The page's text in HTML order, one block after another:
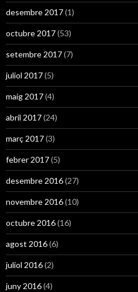
desembre 2017(1)
octubre 2017(53)
setembre 2017(7)
juliol 2017(5)
maig 2017(4)
abril 2017(24)
març 2017(3)
febrer 2017(5)
desembre 2016(27)
novembre 2016(10)
octubre 2016(16)
agost 2016(6)
juliol 2016(2)
juny 2016(4)